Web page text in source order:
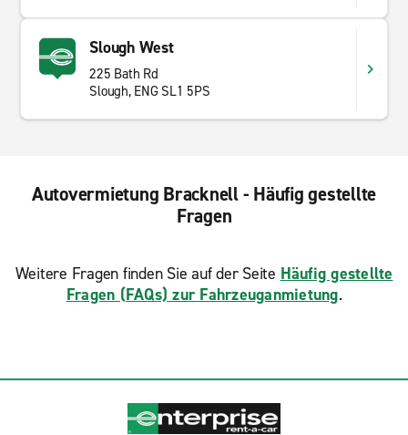
Slough West
225 Bath Rd
Slough, ENG SL1 5PS
Autovermietung Bracknell - Häufig gestellte
Fragen
Weitere Fragen finden Sie auf der Seite Häufig gestellte
Fragen (FAQs) zur Fahrzeuganmietung.